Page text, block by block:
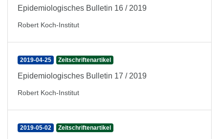
Epidemiologisches Bulletin 16 / 2019
Robert Koch-Institut
2019-04-25 Zeitschriftenartikel
Epidemiologisches Bulletin 17 / 2019
Robert Koch-Institut
2019-05-02 Zeitschriftenartikel